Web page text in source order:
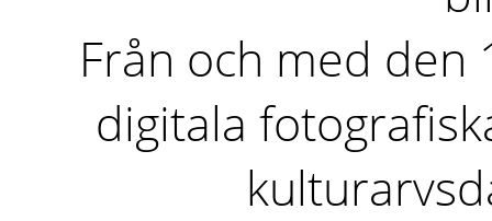
Från och med den
digitala